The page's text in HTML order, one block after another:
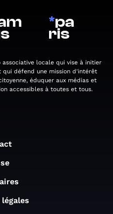
*pa
ris
associative locale qui vise à initier
qui défend une mission d'intérêt
éduquer aux médias et
accessibles à toutes et tous.